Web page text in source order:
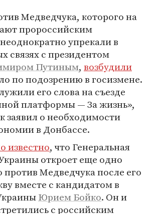
Медведчука, которого на
пророссийским
упрекали в
связях с президентом
Путиным, возбудили
по подозрению в госизмене.
его слова на съезде
платформы — За жизнь»,
заявил о необходимости
в Донбассе.
известно, что Генеральная
откроет еще одно
против Медведчука после его
вместе с кандидатом в
Юрием Бойко. Он и
с российским